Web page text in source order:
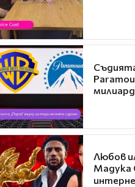
Любов
Мадука